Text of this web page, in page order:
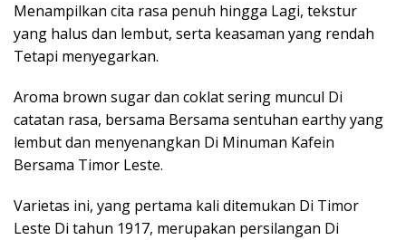
Menampilkan cita rasa penuh hingga Lagi, tekstur
yang halus dan lembut, serta keasaman yang rendah
Tetapi menyegarkan.
Aroma brown sugar dan coklat sering muncul Di
catatan rasa, bersama Bersama sentuhan earthy yang
lembut dan menyenangkan Di Minuman Kafein
Bersama Timor Leste.
Varietas ini, yang pertama kali ditemukan Di Timor
Leste Di tahun 1917, merupakan persilangan Di